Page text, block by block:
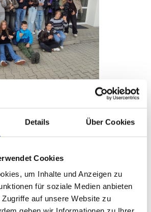
Details Über Cookies
Cookies
um Inhalte und Anzeigen zu
für soziale Medien anbieten
auf unsere Website zu
An einer
in die
Rawicz
und
der Hansestadt
teil.